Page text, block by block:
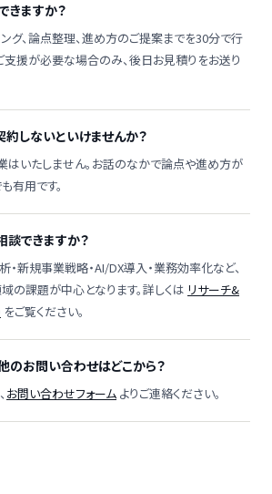
きますか？
グ、論点整理、進め方のご提案までを30分で行
支援が必要な場合のみ、後日お見積りをお送り
しないといけませんか？
はいたしません。お話のなかで論点や進め方が
有用です。
談できますか？
・新規事業戦略・AI/DX導入・業務効率化など、
の課題が中心となります。詳しくは リサーチ&
をご覧ください。
のお問い合わせはどこから？
お問い合わせフォーム よりご連絡ください。